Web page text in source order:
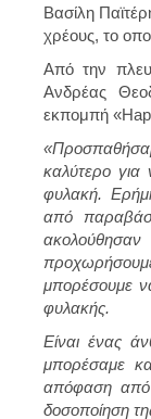
Βασίλη
χρέους, το
Από την
Ανδρέας
εκπομπή
καλύτερο για
φυλακή.
από
μπορέσουμε
φυλακής.
Είναι ένας
μπορέσαμε
απόφαση από
δοσοποίηση